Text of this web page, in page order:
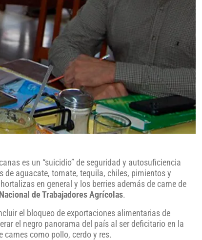
es un “suicidio” de seguridad y autosuficiencia
aguacate, tomate, tequila, chiles, pimientos y
en general y los berries además de carne de
de Trabajadores Agrícolas.
el bloqueo de exportaciones alimentarias de
el negro panorama del país al ser deficitario en la
como pollo, cerdo y res.